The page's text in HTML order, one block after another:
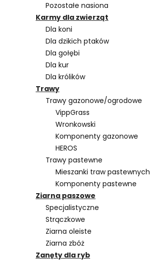
Pozostałe nasiona
Karmy dla zwierząt
Dla koni
Dla dzikich ptaków
Dla gołębi
Dla kur
Dla królików
Trawy
Trawy gazonowe/ogrodowe
VippGrass
Wronkowski
Komponenty gazonowe
HEROS
Trawy pastewne
Mieszanki traw pastewnych
Komponenty pastewne
Ziarna paszowe
Specjalistyczne
Strączkowe
Ziarna oleiste
Ziarna zbóż
Zanęty dla ryb